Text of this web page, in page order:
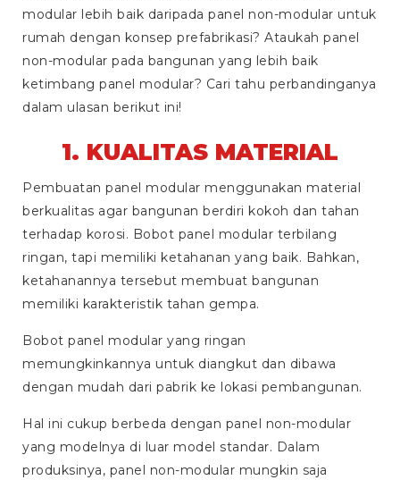
modular lebih baik daripada panel non-modular untuk
rumah dengan konsep prefabrikasi? Ataukah panel
non-modular pada bangunan yang lebih baik
ketimbang panel modular? Cari tahu perbandinganya
dalam ulasan berikut ini!
1. KUALITAS MATERIAL
Pembuatan panel modular menggunakan material
berkualitas agar bangunan berdiri kokoh dan tahan
terhadap korosi. Bobot panel modular terbilang
ringan, tapi memiliki ketahanan yang baik. Bahkan,
ketahanannya tersebut membuat bangunan
memiliki karakteristik tahan gempa.
Bobot panel modular yang ringan
memungkinkannya untuk diangkut dan dibawa
dengan mudah dari pabrik ke lokasi pembangunan.
Hal ini cukup berbeda dengan panel non-modular
yang modelnya di luar model standar. Dalam
produksinya, panel non-modular mungkin saja